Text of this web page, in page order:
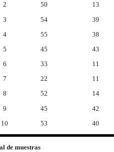
2
3
4
5
6
7
8
9
10
50
54
55
45
33
22
52
45
53
13
39
38
43
11
11
14
42
40
de muestras